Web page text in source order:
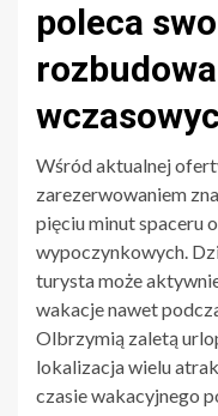
poleca
Wśród aktualnej
zarezerwowaniem
pięciu minut spaceru
wypoczynkowych.
turysta może
wakacje nawet
Olbrzymią zaletą
lokalizacja wielu
czasie wakacyjnego